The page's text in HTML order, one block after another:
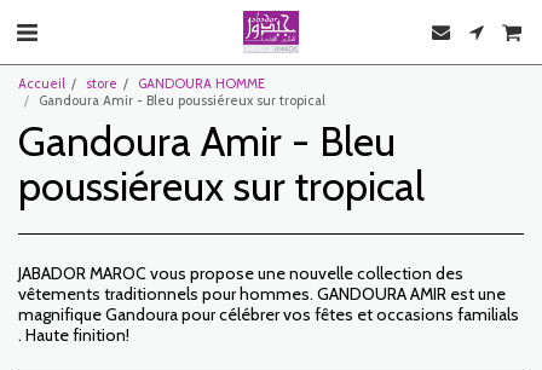
Accueil store
GANDOURA HOMME
Gandoura Amir - Bleu poussiéreux sur tropical
Gandoura Amir - Bleu
poussiéreux sur tropical
JABADOR MAROC vous propose une nouvelle collection des
vêtements traditionnels pour hommes. GANDOURA AMIR est une
magnifique Gandoura pour célébrer vos fêtes et occasions familials
. Haute finition!